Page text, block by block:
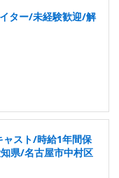
ター/未経験歓迎/解
ャスト/時給1年間保
県/名古屋市中村区